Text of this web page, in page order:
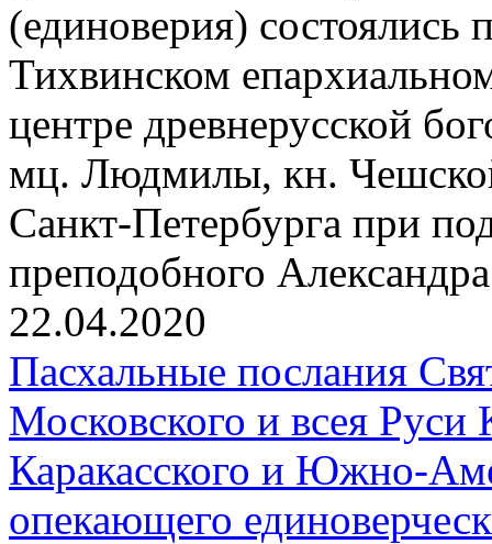
(единоверия) состоялись
Тихвинском
центре древнерусской
мц. Людмилы, кн.
Санкт-Петербурга при
преподобного
22.04.2020
Пасхальные послания
Московского и всея Руси
Каракасского и Южно-
опекающего